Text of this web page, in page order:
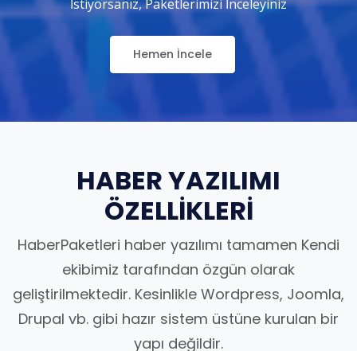
İstiyorsanız, Paketlerimizi İnceleyiniz
Hemen İncele
HABER YAZILIMI
ÖZELLİKLERİ
HaberPaketleri haber yazılımı tamamen Kendi
ekibimiz tarafından özgün olarak
geliştirilmektedir. Kesinlikle Wordpress, Joomla,
Drupal vb. gibi hazır sistem üstüne kurulan bir
yapı değildir.